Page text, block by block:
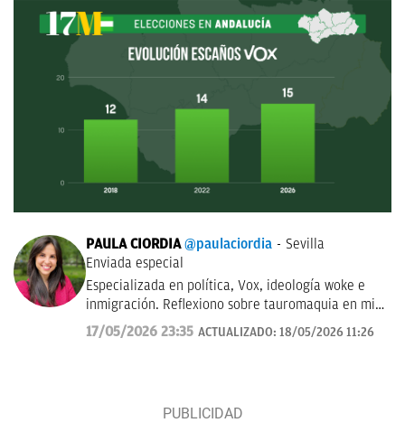
PAULA CIORDIA @paulaciordia
Sevilla
Enviada especial
Especializada en política, Vox, ideología woke e
inmigración. Reflexiono sobre tauromaquia en mi
columna semanal 'Entre Pitones'. En 2025, fui
corresponsal en la Ciudad del Vaticano durante el
Zaragoza) y máster en Filosofía y Culturas
17/05/2026 23:35 ACTUALIZADO: 18/05/2026 11:26